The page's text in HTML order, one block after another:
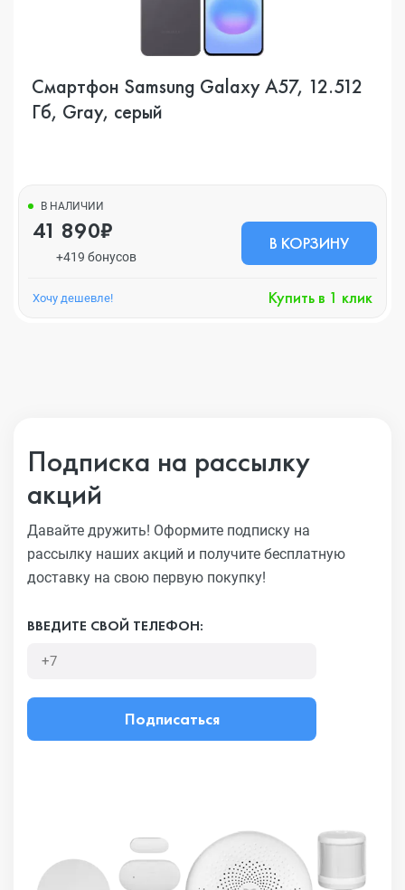
Смартфон Samsung Galaxy A57, 12.512
Гб, Gray, серый
В НАЛИЧИИ
41 890₽
+419 бонусов
В КОРЗИНУ
Хочу дешевле! Купить в 1 клик
Подписка на рассылку
акций
Давайте дружить! Оформите подписку на
рассылку наших акций и получите бесплатную
доставку на свою первую покупку!
ВВЕДИТЕ СВОЙ ТЕЛЕФОН:
Подписаться